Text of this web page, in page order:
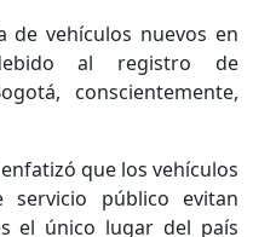
de vehículos nuevos en
al registro de
conscientemente,
que los vehículos
público evitan
el único lugar del país